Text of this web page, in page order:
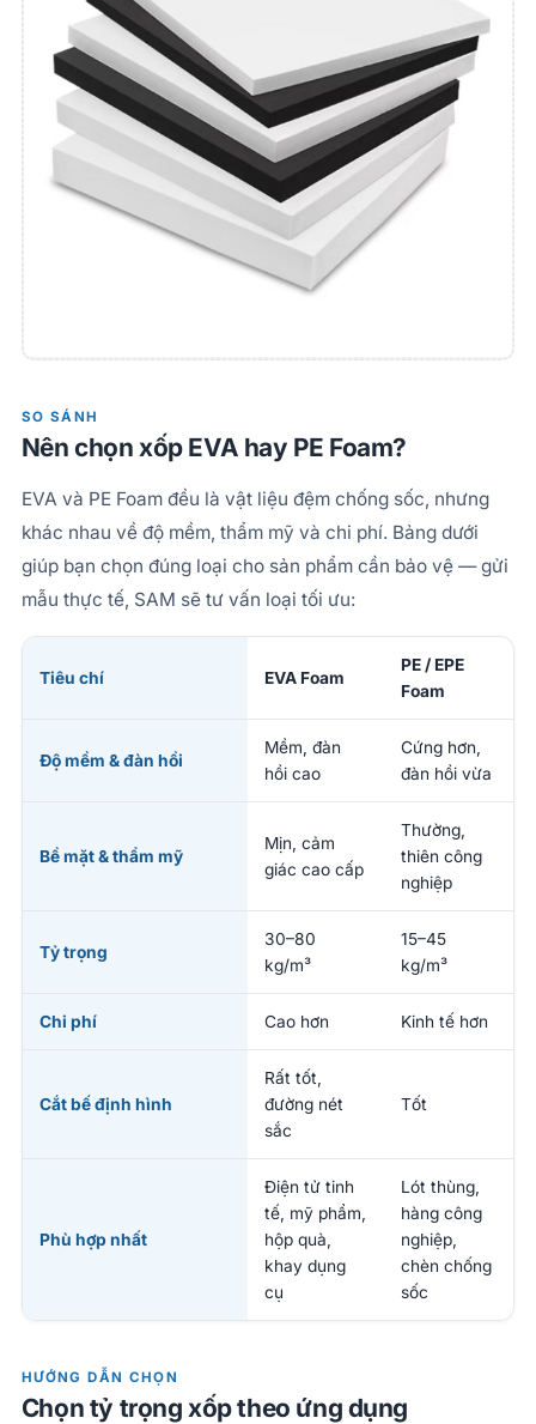
SO SÁNH
Nên chọn xốp EVA hay PE Foam?
EVA và PE Foam đều là vật liệu đệm chống sốc, nhưng
khác nhau về độ mềm, thẩm mỹ và chi phí. Bảng dưới
giúp bạn chọn đúng loại cho sản phẩm cần bảo vệ — gửi
mẫu thực tế, SAM sẽ tư vấn loại tối ưu:
Tiêu chí EVA Foam
PE / EPE
Foam
Độ mềm & đàn hồi
Mềm, đàn
hồi cao
Cứng hơn,
đàn hồi vừa
Bề mặt & thẩm mỹ
Mịn, cảm
giác cao cấp
Thường,
thiên công
nghiệp
Tỷ trọng
30–80
kg/m³
15–45
kg/m³
Chi phí Cao hơn Kinh tế hơn
Cắt bế định hình
Rất tốt,
đường nét
sắc
Tốt
Phù hợp nhất
Điện tử tinh
tế, mỹ phẩm,
hộp quà,
khay dụng
cụ
Lót thùng,
hàng công
nghiệp,
chèn chống
sốc
HƯỚNG DẪN CHỌN
Chọn tỷ trọng xốp theo ứng dụng